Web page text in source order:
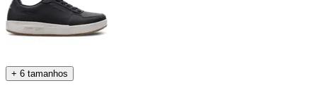
+ 6 tamanhos